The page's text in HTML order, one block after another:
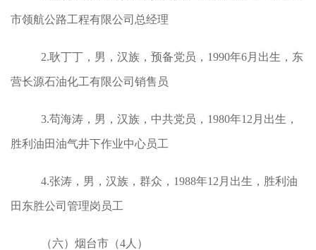
市领航公路工程有限公司总经理
2.耿丁丁，男，汉族，预备党员，1990年6月出生，东
营长源石油化工有限公司销售员
3.苟海涛，男，汉族，中共党员，1980年12月出生，
胜利油田油气井下作业中心员工
4.张涛，男，汉族，群众，1988年12月出生，胜利油
田东胜公司管理岗员工
（六）烟台市（4人）